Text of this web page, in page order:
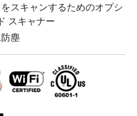
スキャンするためのオプシ
スキャナー
塵